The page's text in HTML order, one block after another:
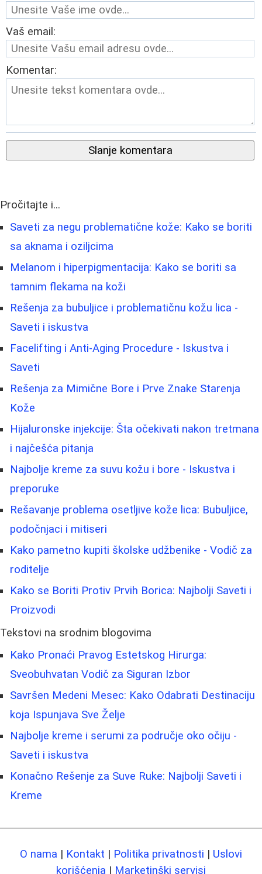
Vaš email:
Komentar:
Slanje komentara
Pročitajte i...
Saveti za negu problematične kože: Kako se boriti
sa aknama i oziljcima
Melanom i hiperpigmentacija: Kako se boriti sa
tamnim flekama na koži
Rešenja za bubuljice i problematičnu kožu lica -
Saveti i iskustva
Facelifting i Anti-Aging Procedure - Iskustva i
Saveti
Rešenja za Mimične Bore i Prve Znake Starenja
Kože
Hijaluronske injekcije: Šta očekivati nakon tretmana
i najčešća pitanja
Najbolje kreme za suvu kožu i bore - Iskustva i
preporuke
Rešavanje problema osetljive kože lica: Bubuljice,
podočnjaci i mitiseri
Kako pametno kupiti školske udžbenike - Vodič za
roditelje
Kako se Boriti Protiv Prvih Borica: Najbolji Saveti i
Proizvodi
Tekstovi na srodnim blogovima
Kako Pronaći Pravog Estetskog Hirurga:
Sveobuhvatan Vodič za Siguran Izbor
Savršen Medeni Mesec: Kako Odabrati Destinaciju
koja Ispunjava Sve Želje
Najbolje kreme i serumi za područje oko očiju -
Saveti i iskustva
Konačno Rešenje za Suve Ruke: Najbolji Saveti i
Kreme
O nama | Kontakt | Politika privatnosti | Uslovi
korišćenja | Marketinški servisi